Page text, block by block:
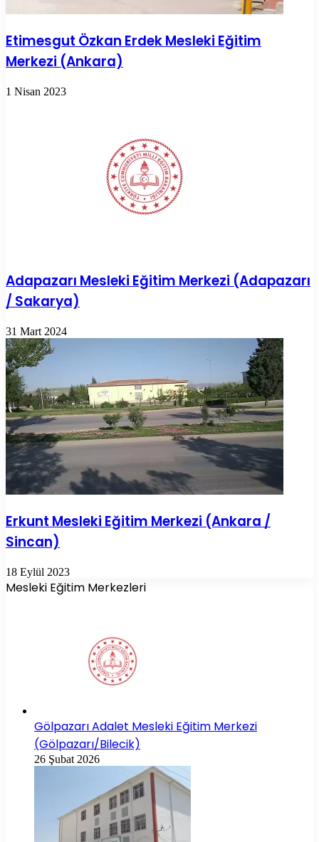
Etimesgut Özkan Erdek Mesleki Eğitim
Merkezi (Ankara)
1 Nisan 2023
Adapazarı Mesleki Eğitim Merkezi (Adapazarı
/ Sakarya)
31 Mart 2024
Erkunt Mesleki Eğitim Merkezi (Ankara /
Sincan)
18 Eylül 2023
Mesleki Eğitim Merkezleri
Gölpazarı Adalet Mesleki Eğitim Merkezi
(Gölpazarı/Bilecik)
26 Şubat 2026